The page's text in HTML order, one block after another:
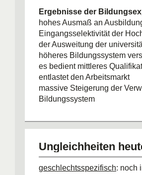
Ergebnisse der
hohes Ausmaß an
Eingangsselektivität der
der Ausweitung der
höheres Bildungssystem
es bedient mittleres
entlastet den Arbeitsmarkt
massive Steigerung der
Bildungssystem
Bildungsexpansion kennt
"Verlierer" (14 % d. 20-24-
Kunstfigur "katholisches
Inkarnation aller denkbaren
Ungleichheiten
geschlechtsspezifisch: noch